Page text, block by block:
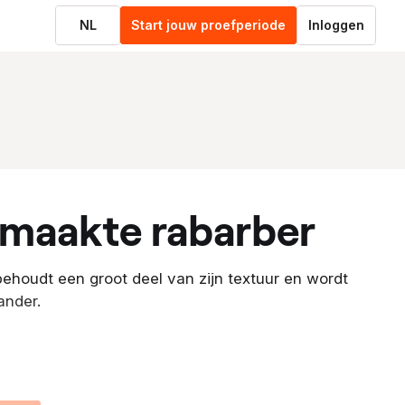
NL Start jouw proefperiode Inloggen
rabarber
een groot deel van zijn textuur en wordt